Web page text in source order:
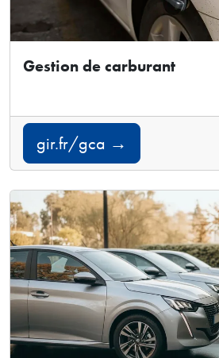
Gestion de carburant
gir.fr/gca →